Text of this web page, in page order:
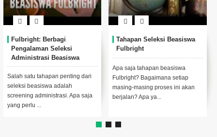
Fulbright: Berbagi
Pengalaman Seleksi
Administrasi Beasiswa
Fulbright
Salah satu tahapan penting dari
seleksi beasiswa adalah
screening administrasi. Apa saja
yang perlu ...
Tahapan Seleksi Beasiswa
Fulbright
Apa saja tahapan beasiswa
Fulbright? Bagaimana setiap
masing-masing proses ini akan
berjalan? Apa ya...